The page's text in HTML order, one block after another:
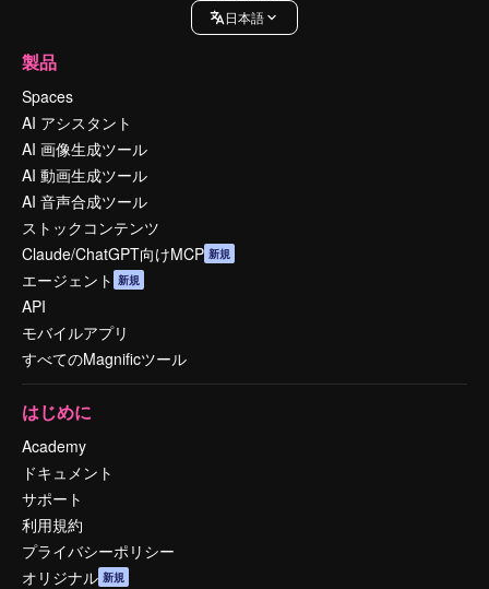
日本語
製品
Spaces
AI アシスタント
AI 画像生成ツール
AI 動画生成ツール
AI 音声合成ツール
ストックコンテンツ
Claude/ChatGPT向けMCP 新規
エージェント 新規
API
モバイルアプリ
すべてのMagnificツール
はじめに
Academy
ドキュメント
サポート
利用規約
プライバシーポリシー
オリジナル 新規